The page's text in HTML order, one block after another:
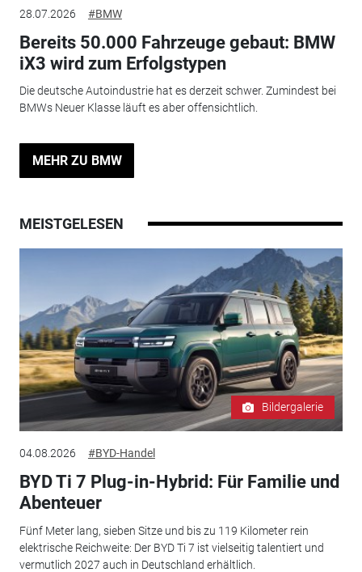
28.07.2026 #BMW
Bereits 50.000 Fahrzeuge gebaut: BMW
iX3 wird zum Erfolgstypen
Die deutsche Autoindustrie hat es derzeit schwer. Zumindest bei
BMWs Neuer Klasse läuft es aber offensichtlich.
MEHR ZU BMW
MEISTGELESEN
Bildergalerie
04.08.2026 #BYD-Handel
BYD Ti 7 Plug-in-Hybrid: Für Familie und
Abenteuer
Fünf Meter lang, sieben Sitze und bis zu 119 Kilometer rein
elektrische Reichweite: Der BYD Ti 7 ist vielseitig talentiert und
vermutlich 2027 auch in Deutschland erhältlich.